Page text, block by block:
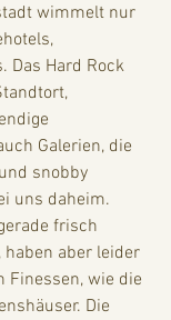
wimmelt nur
Das Hard Rock
Galerien, die
snobby
uns daheim.
frisch
aber leider
Finessen, wie die
Die